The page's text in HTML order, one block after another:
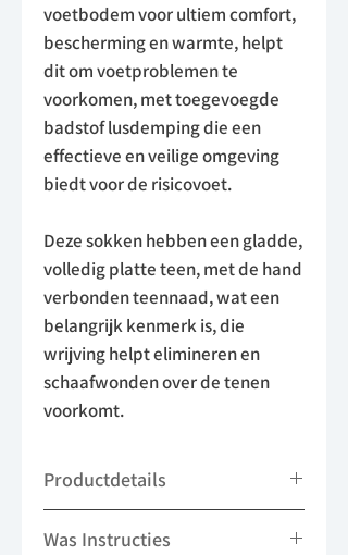
voetbodem voor ultiem comfort,
bescherming en warmte, helpt
dit om voetproblemen te
voorkomen, met toegevoegde
badstof lusdemping die een
effectieve en veilige omgeving
biedt voor de risicovoet.
Deze sokken hebben een gladde,
volledig platte teen, met de hand
verbonden teennaad, wat een
belangrijk kenmerk is, die
wrijving helpt elimineren en
schaafwonden over de tenen
voorkomt.
Productdetails
2% Elastaan
Was Instructies